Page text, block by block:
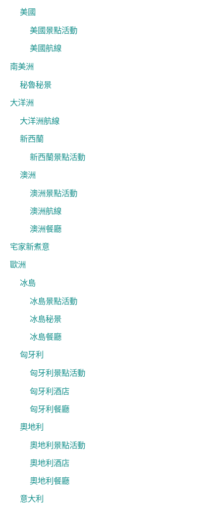
美國
美國景點活動
美國航線
南美洲
秘魯秘景
大洋洲
大洋洲航線
新西蘭
新西蘭景點活動
澳洲
澳洲景點活動
澳洲航線
澳洲餐廳
宅家新煮意
歐洲
冰島
冰島景點活動
冰島秘景
冰島餐廳
匈牙利
匈牙利景點活動
匈牙利酒店
匈牙利餐廳
奧地利
奧地利景點活動
奧地利酒店
奧地利餐廳
意大利